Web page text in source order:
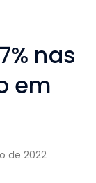
nas
em
de 2022